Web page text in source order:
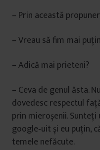
– Prin această
– Vreau să fim mai
– Adică mai prieteni?
– Ceva de genul ăsta.
dovedesc respectul
prin mieroșenii. Sunteţi
google‑uit și eu puţin,
temele nefăcute.